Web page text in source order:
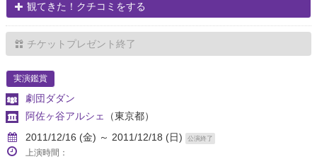
観てきた！クチコミをする
チケットプレゼント終了
実演鑑賞
劇団ダダン
阿佐ヶ谷アルシェ
（東京都）
2011/12/16 (金) ～ 2011/12/18 (日)
公演終了
上演時間：